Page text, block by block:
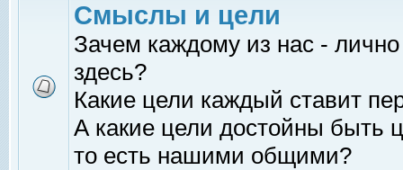
Смыслы и цели
Зачем каждому из нас -
здесь?
Какие цели каждый ставит
А какие цели достойны быть
то есть нашими общими?